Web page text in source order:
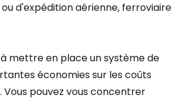
ou d'expédition aérienne, ferroviaire
mettre en place un système de
économies sur les coûts
pouvez vous concentrer